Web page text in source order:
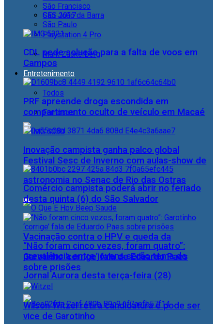
CES 2017
Playstation 4 Pro
Mark Zuckerberg
Entretenimento
Todos
Famosos
Festival Sesc de Inverno com aulas-show de
astronomia no Senac de Rio das Ostras
Vacinação contra o HPV e queda da
prevalência entre jovens serão tema do
Jornal Aurora desta terça-feira (28)
São Francisco
São João da Barra
São Paulo
CDL pede solução para a falta de voos em
Campos
PRF apreende droga escondida em
compartimento oculto de veículo em Macaé
Inovação campista ganha palco global
Comércio campista poderá abrir no feriado
desta quinta (6) do São Salvador
“Não foram cinco vezes, foram quatro”:
Garotinho ‘corrige’ fala de Eduardo Paes
sobre prisões
Wilson Witzel retira candidatura e pode ser
vice de Garotinho